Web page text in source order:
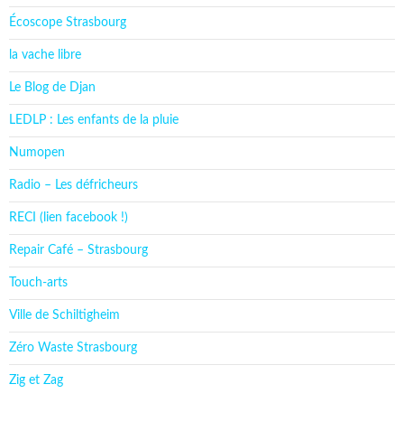
Écoscope Strasbourg
la vache libre
Le Blog de Djan
LEDLP : Les enfants de la pluie
Numopen
Radio – Les défricheurs
RECI (lien facebook !)
Repair Café – Strasbourg
Touch-arts
Ville de Schiltigheim
Zéro Waste Strasbourg
Zig et Zag